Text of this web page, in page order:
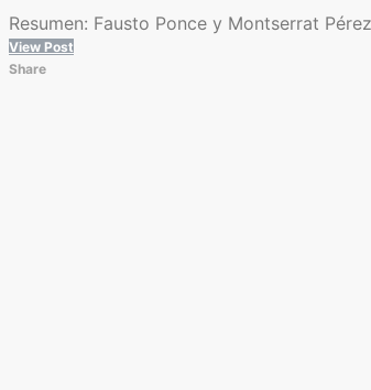
Resumen: Fausto Ponce y Montserrat
View Post
Share